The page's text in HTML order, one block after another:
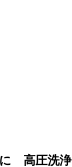
高圧洗浄